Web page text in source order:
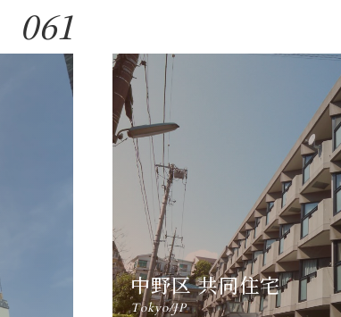
061
中野区 共同住宅
Tokyo/JP